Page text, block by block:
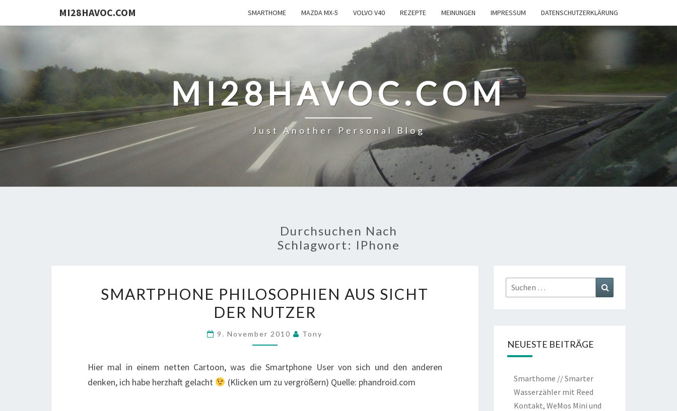
MI28HAVOC.COM SMARTHOME MAZDA MX-5 VOLVO V40 REZEPTE MEINUNGEN IMPRESSUM DATENSCHUTZERKLÄRUNG
MI28HAVOC.COM
Just Another Personal Blog
Durchsuchen Nach
Schlagwort: IPhone
PHILOSOPHIEN
AUS
DER
SMARTPHONE PHILOSOPHIEN AUS SICHT
DER NUTZER
9. November 2010 Tony
Hier mal in einem netten Cartoon, was die Smartphone User von sich und den anderen
denken, ich habe herzhaft gelacht
(Klicken um zu vergrößern) Quelle: phandroid.com
Suchen
nach:
NEUESTE BEITRÄGE
Smarthome // Smarter
Wasserzähler mit Reed
Kontakt, WeMos Mini und